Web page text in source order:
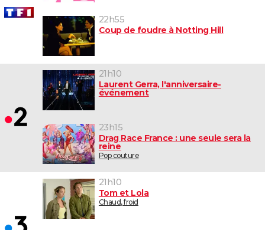
22h55
Coup de foudre à Notting Hill
21h10
Laurent Gerra, l'anniversaire-
événement
23h15
Drag Race France : une seule sera la
reine
Pop couture
21h10
Tom et Lola
Chaud, froid